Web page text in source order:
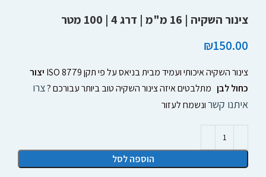
צינור השקיה | 16 מ"מ | דרג 4 | 100 מטר
₪150.00
צינור השקיה איכותי ועמיד מבית בניאס על פי תקן ISO 8779
יצור
כחול לבן מתלבטים איזה צינור השקיה טוב ביותר עבורכם ?צרו
איתנו קשרונשמח לעזור
הוספה לסל